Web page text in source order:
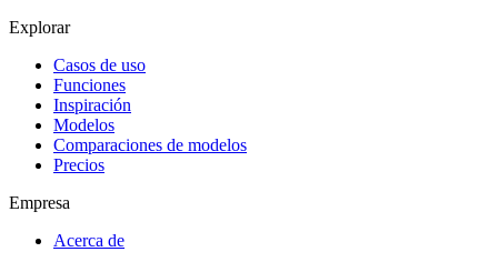
Explorar
Casos de uso
Funciones
Inspiración
Modelos
Comparaciones de modelos
Precios
Empresa
Acerca de